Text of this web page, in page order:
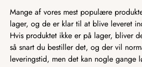
Mange af vores mest populære
lager, og de er klar til at blive leveret
Hvis produktet ikke er på lager, bliver
så snart du bestiller det, og der vil
leveringstid, men det kan nogle gange